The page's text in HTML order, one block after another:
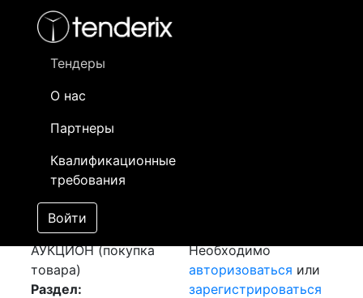
Тендеры
О нас
Партнеры
Квалификационные
требования
Войти
- активный лот
- сохраненный лот (не опубликован)
Закупка: Шина
Алюминиевая
[Завершен]
Победитель выбран
Лот №:1200
АУКЦИОН (покупка
товара)
Раздел:
Необходимо
авторизоваться или
зарегистрироваться